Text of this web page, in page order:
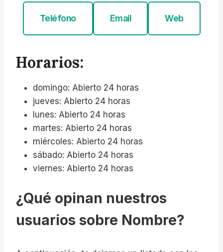
Teléfono Email Web
Horarios:
domingo: Abierto 24 horas
jueves: Abierto 24 horas
lunes: Abierto 24 horas
martes: Abierto 24 horas
miércoles: Abierto 24 horas
sábado: Abierto 24 horas
viernes: Abierto 24 horas
¿Qué opinan nuestros
usuarios sobre Nombre?